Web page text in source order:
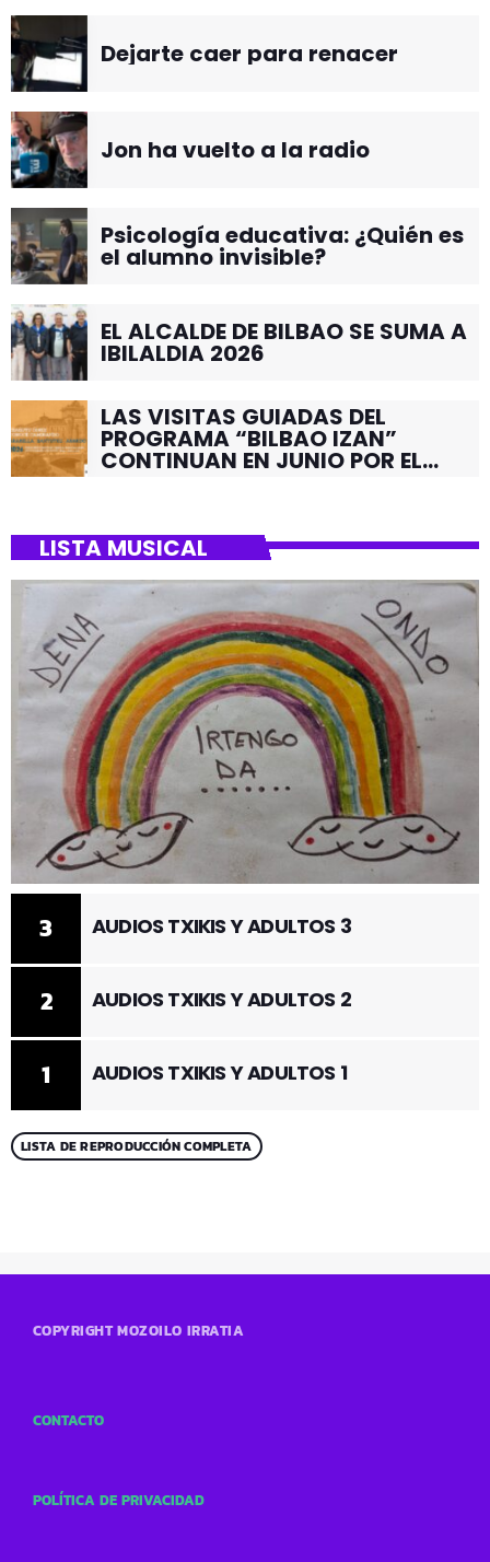
Dejarte caer para renacer
Jon ha vuelto a la radio
Psicología educativa: ¿Quién es
el alumno invisible?
EL ALCALDE DE BILBAO SE SUMA A
IBILALDIA 2026
LAS VISITAS GUIADAS DEL
PROGRAMA “BILBAO IZAN”
CONTINUAN EN JUNIO POR EL
LISTA MUSICAL
1 AUDIOS TXIKIS Y ADULTOS 1
2 AUDIOS TXIKIS Y ADULTOS 2
3 AUDIOS TXIKIS Y ADULTOS 3
LISTA DE REPRODUCCIÓN COMPLETA
COPYRIGHT MOZOILO IRRATIA
CONTACTO
POLÍTICA DE PRIVACIDAD